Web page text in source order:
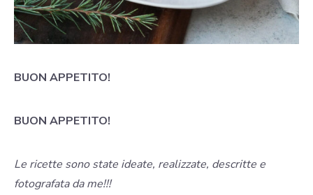
BUON APPETITO!
BUON APPETITO!
Le ricette sono state ideate, realizzate, descritte e
fotografata da me!!!